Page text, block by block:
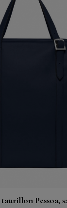
Pessoa,